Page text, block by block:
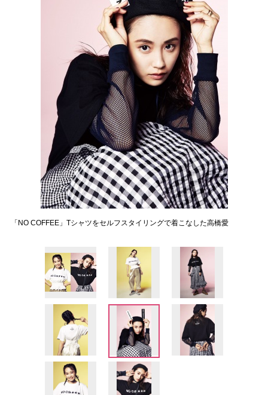
「NO COFFEE」Tシャツをセルフスタイリングで着こなした高橋愛